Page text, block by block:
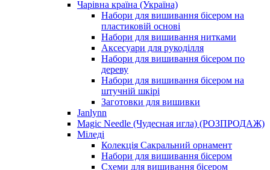
Чарівна країна (Україна)
Набори для вишивання бісером на
пластиковій основі
Набори для вишивання нитками
Аксесуари для рукоділля
Набори для вишивання бісером по
дереву
Набори для вишивання бісером на
штучній шкірі
Заготовки для вишивки
Janlynn
Magic Needle (Чудесная игла) (РОЗПРОДАЖ)
Міледі
Колекція Сакральний орнамент
Набори для вишивання бісером
Схеми для вишивання бісером